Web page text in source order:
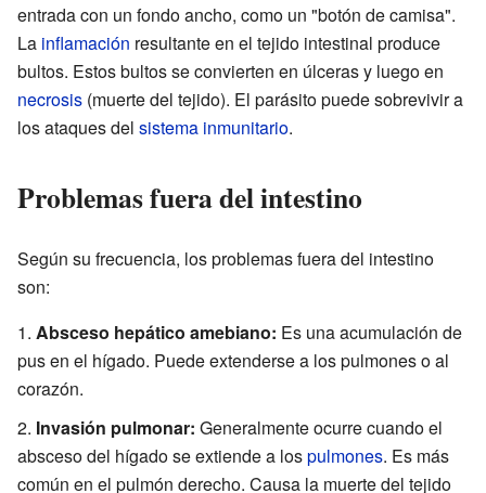
entrada con un fondo ancho, como un "botón de camisa".
La inflamación resultante en el tejido intestinal produce
bultos. Estos bultos se convierten en úlceras y luego en
necrosis (muerte del tejido). El parásito puede sobrevivir a
los ataques del sistema inmunitario.
Problemas fuera del intestino
Según su frecuencia, los problemas fuera del intestino
son:
Absceso hepático amebiano: Es una acumulación de
pus en el hígado. Puede extenderse a los pulmones o al
corazón.
Invasión pulmonar: Generalmente ocurre cuando el
absceso del hígado se extiende a lospulmones. Es más
común en el pulmón derecho. Causa la muerte del tejido